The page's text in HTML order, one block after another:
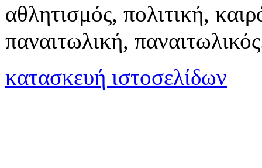
αθλητισμός, πολιτική,
παναιτωλική,
κατασκευή ιστοσελίδων